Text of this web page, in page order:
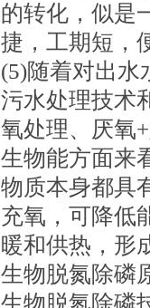
的转化，似是
捷，工期短，
(5)随着对出水
污水处理技术
氧处理、厌氧
生物能方面来
物质本身都具
充氧，可降低
暖和供热，形
生物脱氮除磷
生物脱氮除磷